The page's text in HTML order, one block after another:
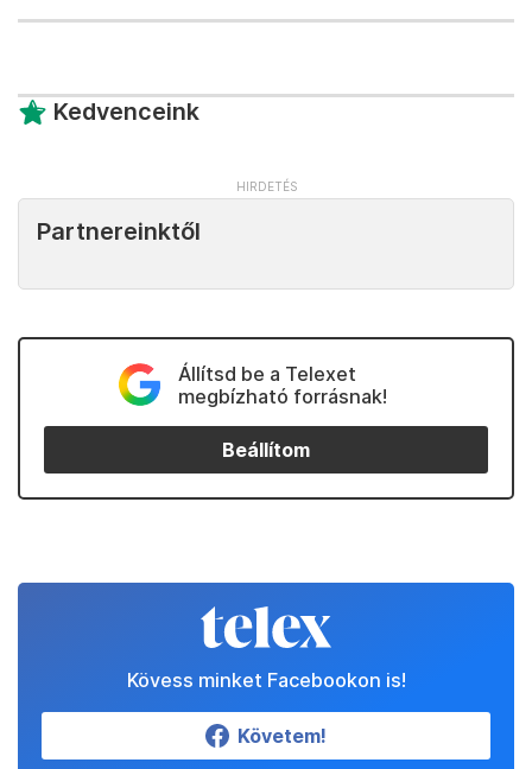
Kedvenceink
Partnereinktől
Állítsd be a Telexet
megbízható forrásnak!
Beállítom
Kövess minket Facebookon is!
Követem!